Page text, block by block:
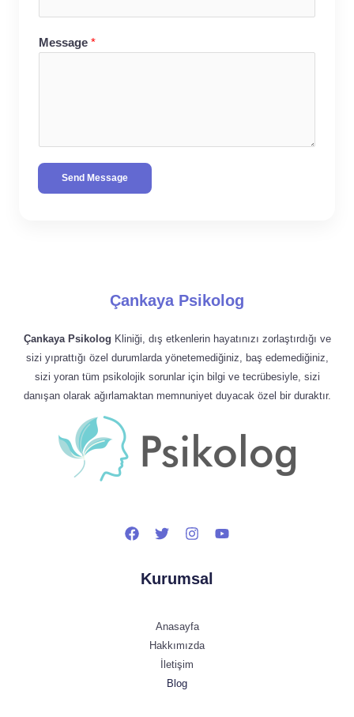
Message *
Send Message
Çankaya Psikolog
Çankaya Psikolog Kliniği, dış etkenlerin hayatınızı zorlaştırdığı ve
sizi yıprattığı özel durumlarda yönetemediğiniz, baş edemediğiniz,
sizi yoran tüm psikolojik sorunlar için bilgi ve tecrübesiyle, sizi
danışan olarak ağırlamaktan memnuniyet duyacak özel bir duraktır.
Kurumsal
Anasayfa
Hakkımızda
İletişim
Blog